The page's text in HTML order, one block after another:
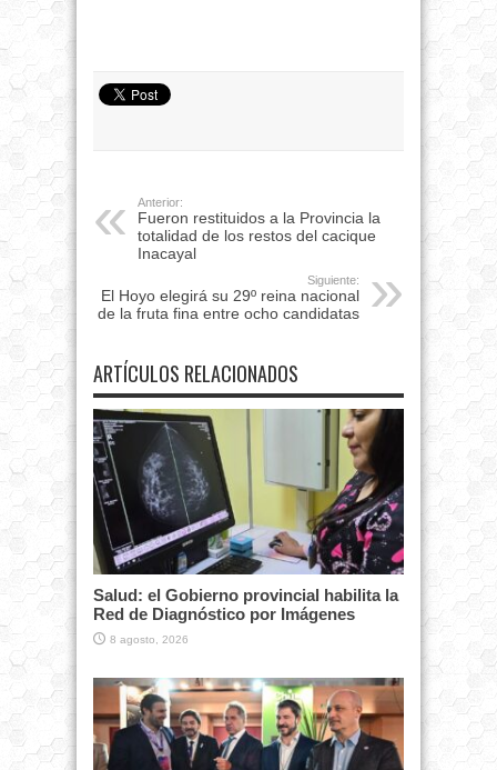
Anterior:
Fueron restituidos a la Provincia la
totalidad de los restos del cacique
Inacayal
Siguiente:
El Hoyo elegirá su 29º reina nacional
de la fruta fina entre ocho candidatas
ARTÍCULOS RELACIONADOS
Salud: el Gobierno provincial habilita la
Red de Diagnóstico por Imágenes
8 agosto, 2026